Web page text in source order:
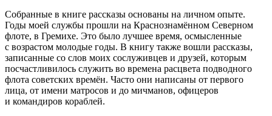
Собранные в книге рассказы основаны на личном опыте.
Годы моей службы прошли на Краснознамённом Северном
флоте, в Гремихе. Это было лучшее время, осмысленные
с возрастом молодые годы. В книгу также вошли рассказы,
записанные со слов моих сослуживцев и друзей, которым
посчастливилось служить во времена расцвета подводного
флота советских времён. Часто они написаны от первого
лица, от имени матросов и до мичманов, офицеров
и командиров кораблей.